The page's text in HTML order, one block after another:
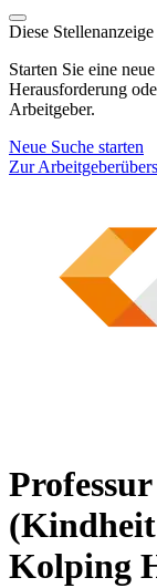
Diese
Starten Sie eine
Herausforderung
Arbeitgeber.
Neue Suche starten
Zur
Kolping